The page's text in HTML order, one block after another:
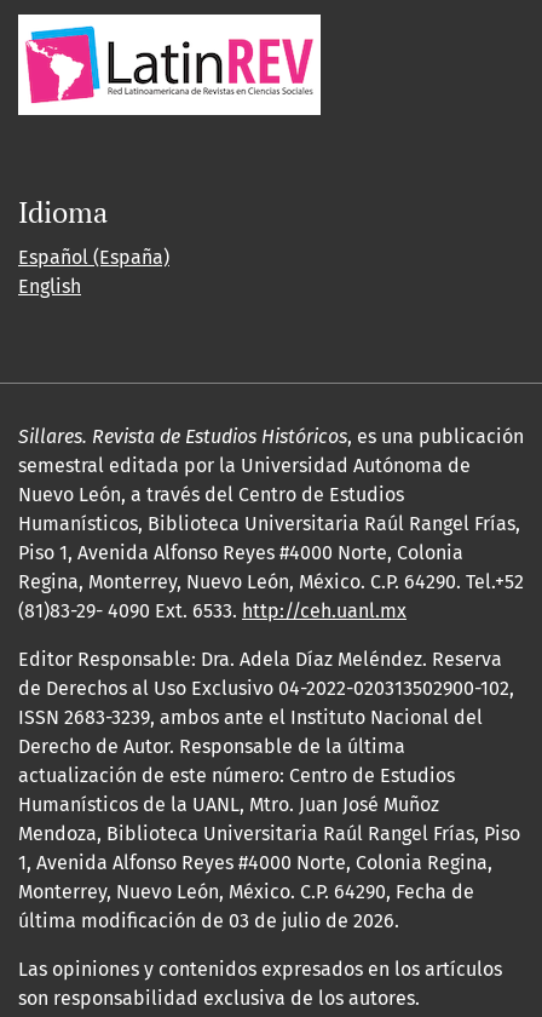
Idioma
Español (España)
English
Sillares. Revista de Estudios Históricos, es una publicación
semestral editada por la Universidad Autónoma de
Nuevo León, a través del Centro de Estudios
Humanísticos, Biblioteca Universitaria Raúl Rangel Frías,
Piso 1, Avenida Alfonso Reyes #4000 Norte, Colonia
Regina, Monterrey, Nuevo León, México. C.P. 64290. Tel.+52
(81)83-29- 4090 Ext. 6533. http://ceh.uanl.mx
Editor Responsable: Dra. Adela Díaz Meléndez. Reserva
de Derechos al Uso Exclusivo 04-2022-020313502900-102,
ISSN 2683-3239, ambos ante el Instituto Nacional del
Derecho de Autor. Responsable de la última
actualización de este número: Centro de Estudios
Humanísticos de la UANL, Mtro. Juan José Muñoz
Mendoza, Biblioteca Universitaria Raúl Rangel Frías, Piso
1, Avenida Alfonso Reyes #4000 Norte, Colonia Regina,
Monterrey, Nuevo León, México. C.P. 64290, Fecha de
última modificación de 03 de julio de 2026.
Las opiniones y contenidos expresados en los artículos
son responsabilidad exclusiva de los autores.